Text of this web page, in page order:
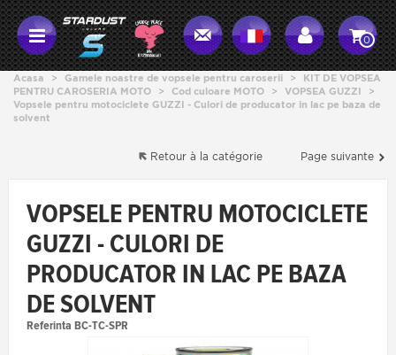
0
Acasa > Gamele noastre de vopsele pentru caroserii >
KIT DE VOPSEA
PENTRU CAROSERIA MOTO
> Cod culoare MOTO > VOPSEA GUZZI
>
Vopsele pentru motociclete GUZZI - Culori de producator in lac pe baza de
solvent
Page suivante
Retour à la catégorie
VOPSELE PENTRU MOTOCICLETE
GUZZI - CULORI DE
PRODUCATOR IN LAC PE BAZA
DE SOLVENT
Referinta BC-TC-SPR